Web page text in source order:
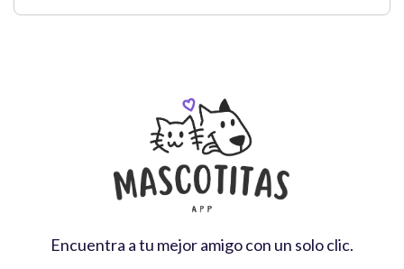
Encuentra a tu mejor amigo con un solo clic.